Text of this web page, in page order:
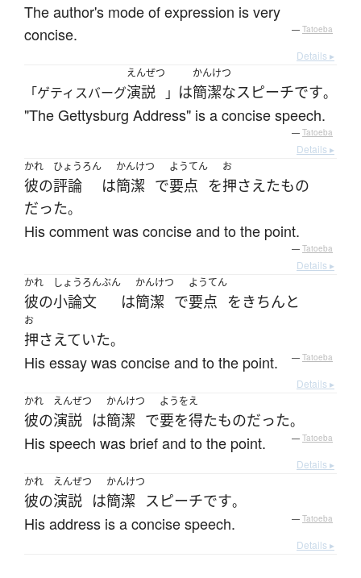
The author's mode of expression is very
concise.
— Tatoeba
Details ▸
「ゲティスバーグ
えんぜつ
演説 」 は
かんけつ
簡潔なスピーチです。
"The Gettysburg Address" is a concise speech.
— Tatoeba
Details ▸
かれ
彼の
ひょうろん
評論 は
かんけつ
簡潔 で
ようてん
要点 を
お
押さえたもの
だった。
His comment was concise and to the point.
— Tatoeba
Details ▸
かれ
彼の
しょうろんぶん
小論文 は
かんけつ
簡潔 で
ようてん
要点 を きちんと
お
押さえていた。
His essay was concise and to the point. — Tatoeba
Details ▸
かれ
彼の
えんぜつ
演説 は
かんけつ
簡潔 で
ようをえ
要を得たものだった。
His speech was brief and to the point. — Tatoeba
Details ▸
かれ
彼の
えんぜつ
演説 は
かんけつ
簡潔 スピーチです。
His address is a concise speech. — Tatoeba
Details ▸